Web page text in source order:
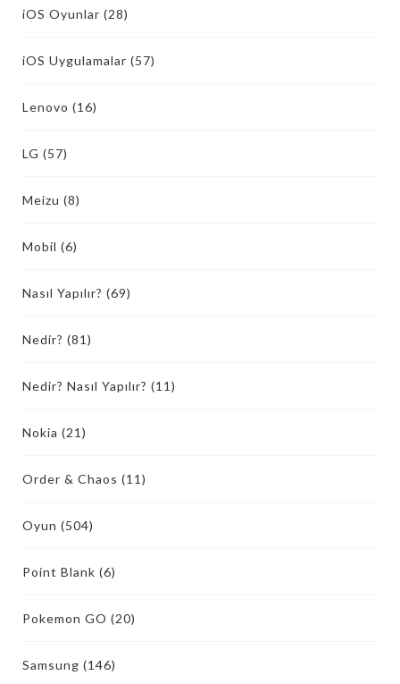
iOS Oyunlar (28)
iOS Uygulamalar (57)
Lenovo (16)
LG (57)
Meizu (8)
Mobil (6)
Nasıl Yapılır? (69)
Nedir? (81)
Nedir? Nasıl Yapılır? (11)
Nokia (21)
Order & Chaos (11)
Oyun (504)
Point Blank (6)
Pokemon GO (20)
Samsung (146)